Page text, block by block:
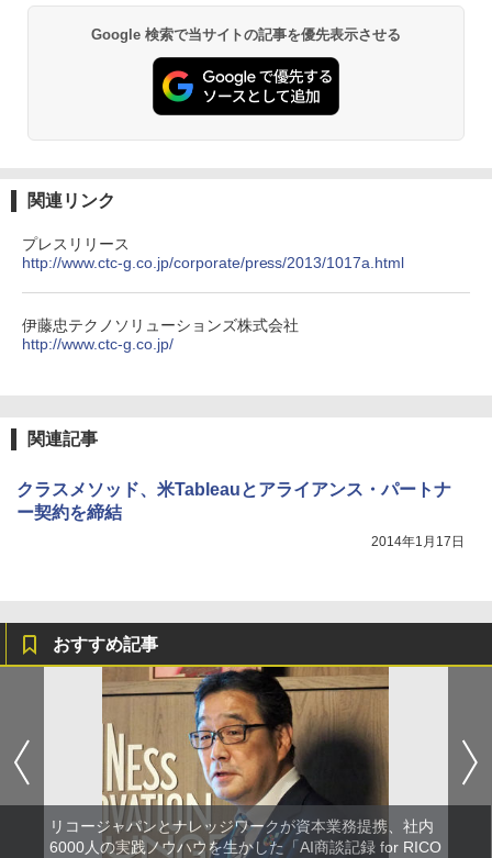
Google 検索で当サイトの記事を優先表示させる
関連リンク
プレスリリース
http://www.ctc-g.co.jp/corporate/press/2013/1017a.html
伊藤忠テクノソリューションズ株式会社
http://www.ctc-g.co.jp/
関連記事
クラスメソッド、米Tableauとアライアンス・パートナ
ー契約を締結
2014年1月17日
おすすめ記事
リコージャパンとナレッジワークが資本業務提携、社内
6000人の実践ノウハウを生かした「AI商談記録 for RICO